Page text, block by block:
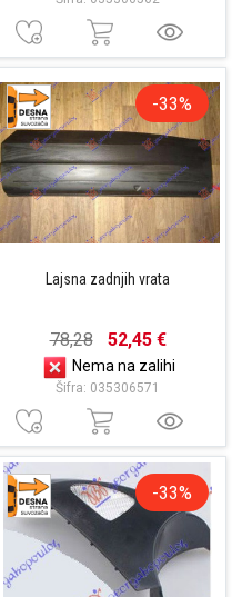
-33%
Lajsna zadnjih vrata
78,28 52,45 €
Nema na zalihi
Šifra: 035306571
-33%